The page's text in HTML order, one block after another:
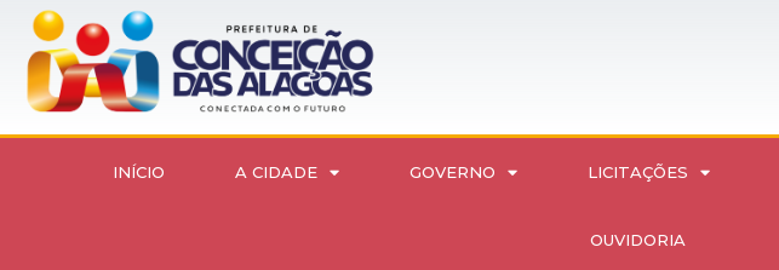
INÍCIO A CIDADE GOVERNO LICITAÇÕES
OUVIDORIA